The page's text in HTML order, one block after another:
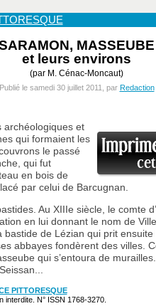
MASSEUBE
et leurs environs
(par M. Cénac-Moncaut)
Publié le samedi 30 juillet 2011, par Redaction
archéologiques et
qui formaient les
le passé
qui fut
en bois de
par celui de Barcugnan.
Au XIIIe siècle, le comte
en lui donnant le nom de
bastide de Lézian qui prit
abbayes fondèrent des villes.
qui s’entoura de
PITTORESQUE
N° ISSN 1768-3270.